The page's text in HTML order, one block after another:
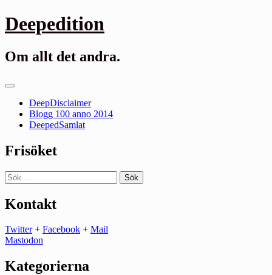
Gå
till
Deepedition
Om allt det andra.
Primär
DeepDisclaimer
Blogg 100 anno 2014
DeepedSamlat
Frisöket
Sök
efter:
Kontakt
Twitter+ Facebook + Mail
Mastodon
Kategorierna